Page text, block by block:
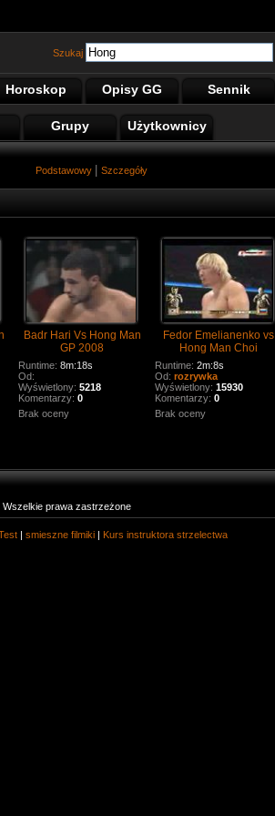
Szukaj
Horoskop Opisy GG Sennik
Grupy Użytkownicy
Podstawowy Szczegóły
Badr Hari Vs Hong Man
GP 2008
Runtime: 8m:18s
Od:
Wyświetlony: 5218
Komentarzy: 0
Brak oceny
Fedor Emelianenko vs
Hong Man Choi
Runtime: 2m:8s
Od: rozrywka
Wyświetlony: 15930
Komentarzy: 0
Brak oceny
prawa zastrzeżone
| smieszne filmiki | Kurs instruktora strzelectwa